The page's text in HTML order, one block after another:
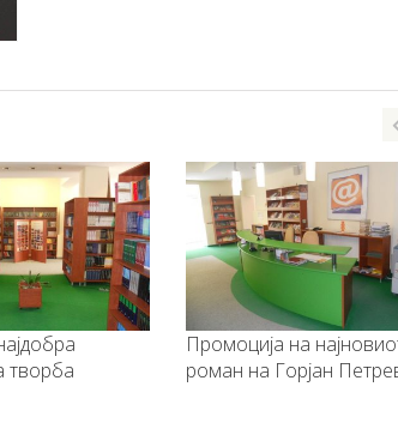
Промоција на најновиот
роман на Горјан Петревски